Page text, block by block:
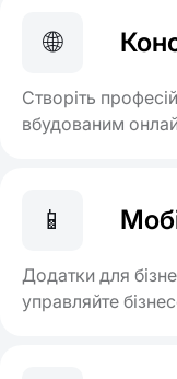
🌐
Створіть
вбудованим
📱
Додатки для
управляйте